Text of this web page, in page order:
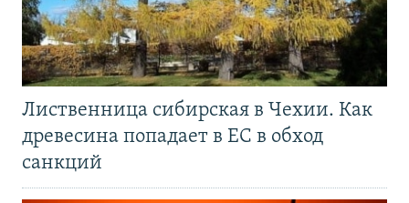
Лиственница сибирская в Чехии. Как
древесина попадает в ЕС в обход
санкций